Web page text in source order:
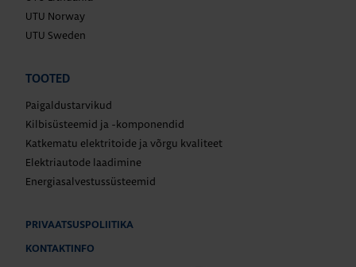
UTU Norway
UTU Sweden
TOOTED
Paigaldustarvikud
Kilbisüsteemid ja -komponendid
Katkematu elektritoide ja võrgu kvaliteet
Elektriautode laadimine
Energiasalvestussüsteemid
PRIVAATSUSPOLIITIKA
KONTAKTINFO